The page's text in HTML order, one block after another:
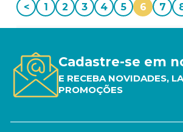
< 1 2 3 4 5 6 7
Cadastre-se em
E RECEBA NOVIDADES,
PROMOÇÕES